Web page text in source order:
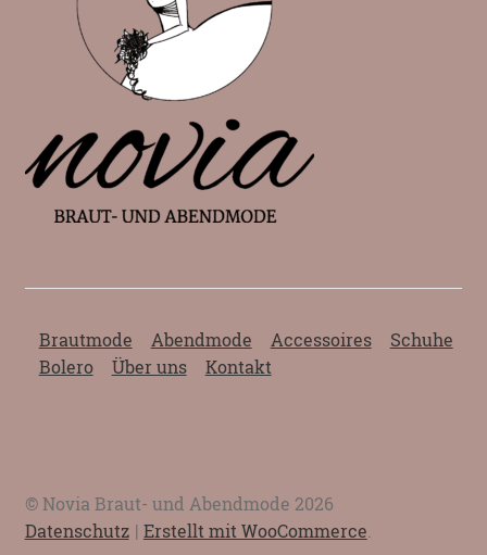
Brautmode Abendmode Accessoires
Schuhe
Bolero
Über uns Kontakt
© Novia Braut- und Abendmode 2026
Datenschutz
Erstellt mit WooCommerce